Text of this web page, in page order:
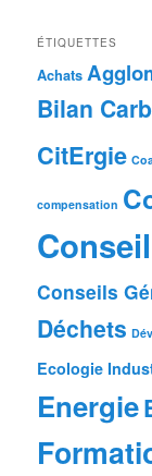
ÉTIQUETTES
Achats
Bilan
CitErgie
compensation
Conseils
Déchets
Ecologie
Energie